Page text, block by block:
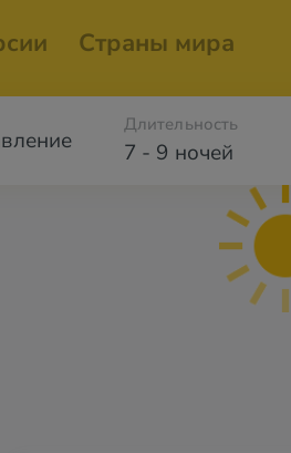
Страны мира
7 - 9 ночей
Длительность